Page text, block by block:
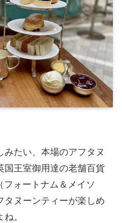
みたい、本場のアフタヌ
国王室御用達の老舗百貨
フォートナム＆メイソ
タヌーンティーが楽しめ
。